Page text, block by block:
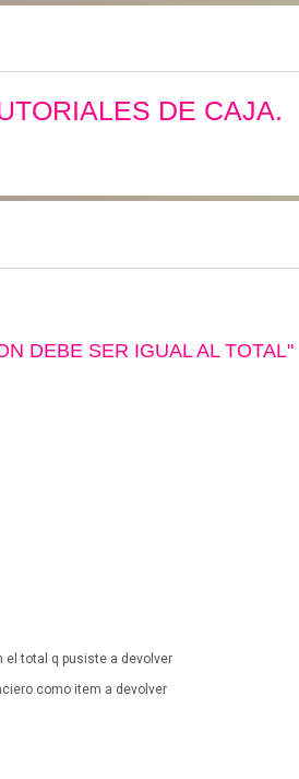
DE CAJA.
DEBE SER IGUAL AL TOTAL"
el total q pusiste a devolver
como item a devolver